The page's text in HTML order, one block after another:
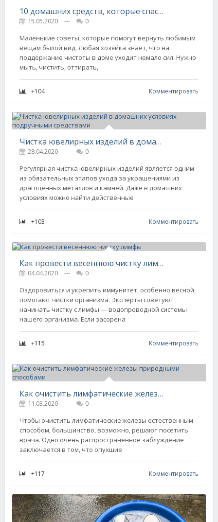
10 домашних средств, которые спасут в самых безнадежных ситуациях
15.05.2020 ---
0
Маленькие советы, которые помогут вернуть любимым
вещам былой вид. Любая хозяйка знает, что на
поддержание чистоты в доме уходит немало сил. Нужно
мыть, чистить, оттирать,
+104 Комментировать
Чистка ювелирных изделий в домашних условиях подручными средствами
28.04.2020 ---
0
Регулярная чистка ювелирных изделий является одним
из обязательных этапов ухода за украшениями из
драгоценных металлов и камней. Даже в домашних
условиях можно найти действенные
+103 Комментировать
Как провести весеннюю чистку лимфы
04.04.2020 ---
0
Оздоровиться и укрепить иммунитет, особенно весной,
помогают чистки организма. Эксперты советуют
начинать чистку с лимфы — водопроводной системы
нашего организма. Если засорена
+115 Комментировать
Как очистить лимфатические железы природными способами
11.03.2020 ---
0
Чтобы очистить лимфатические железы естественным
способом, большинство, возможно, решают посетить
врача. Одно очень распространенное заблуждение
заключается в том, что опухшие
+117 Комментировать